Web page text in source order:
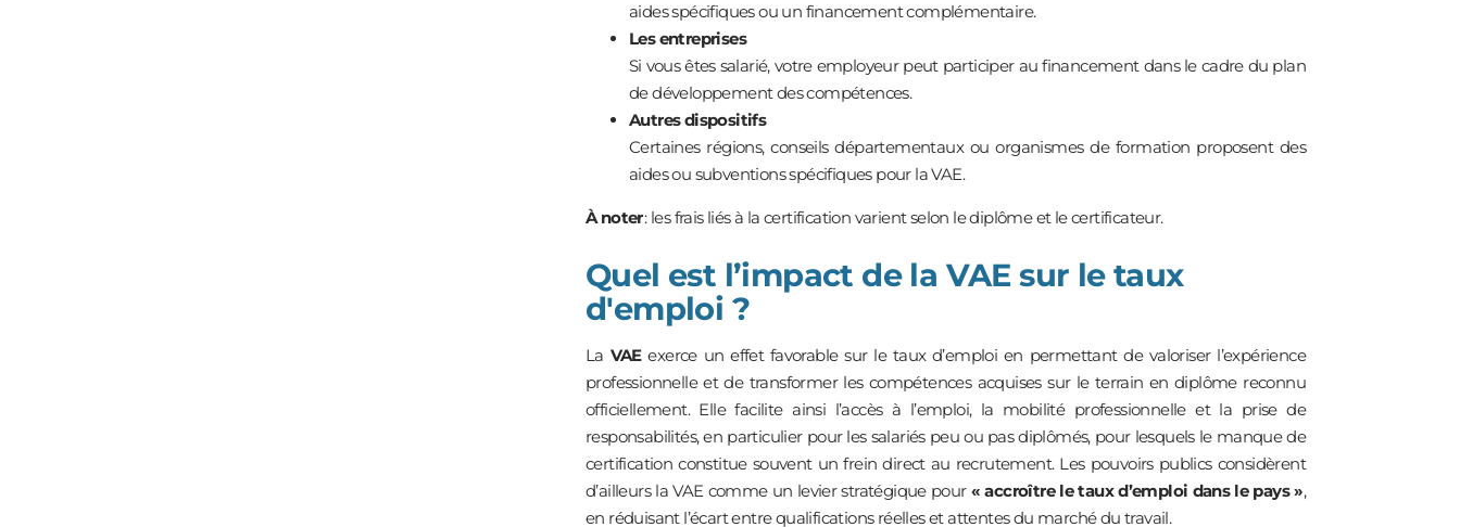
aides spécifiques ou un financement complémentaire.
Les entreprises
Si vous êtes salarié, votre employeur peut participer au financement dans le cadre du plan
de développement des compétences.
Autres dispositifs
Certaines régions, conseils départementaux ou organismes de formation proposent des
aides ou subventions spécifiques pour la VAE.
À noter: les frais liés à la certification varient selon le diplôme et le certificateur.
Quel est l’impact de la VAE sur le taux
d'emploi ?
La VAEexerce un effet favorable sur le taux d’emploi en permettant de valoriser l’expérience
professionnelle et de transformer les compétences acquises sur le terrain en diplôme reconnu
officiellement. Elle facilite ainsi l’accès à l’emploi, la mobilité professionnelle et la prise de
responsabilités, en particulier pour les salariés peu ou pas diplômés, pour lesquels le manque de
certification constitue souvent un frein direct au recrutement. Les pouvoirs publics considèrent
d’ailleurs la VAE comme un levier stratégique pour « accroître le taux d’emploi dans le pays »,
en réduisant l’écart entre qualifications réelles et attentes du marché du travail.